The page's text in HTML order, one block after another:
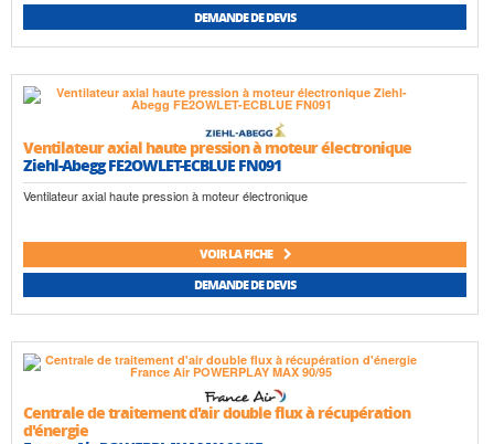
DEMANDE DE DEVIS
Ventilateur axial haute pression à moteur électronique
Ziehl-Abegg FE2OWLET-ECBLUE FN091
Ventilateur axial haute pression à moteur électronique
VOIR LA FICHE
DEMANDE DE DEVIS
Centrale de traitement d'air double flux à récupération
d'énergie